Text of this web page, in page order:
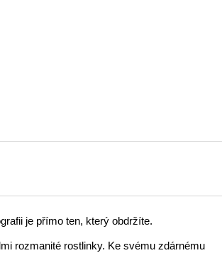
je přímo ten, který obdržíte.
rozmanité rostlinky. Ke svému zdárnému